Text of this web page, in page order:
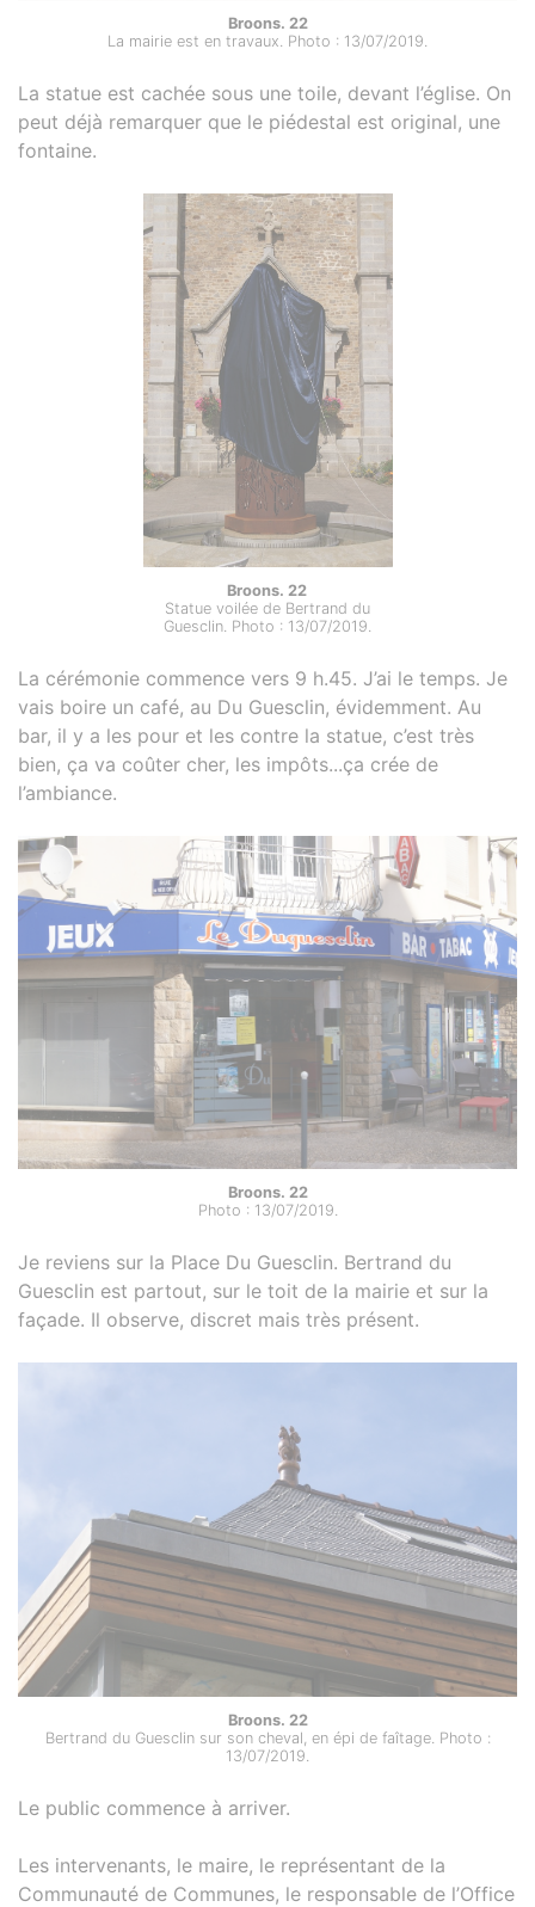
Broons. 22
La mairie est en travaux. Photo : 13/07/2019.
La statue est cachée sous une toile, devant l’église. On
peut déjà remarquer que le piédestal est original, une
fontaine.
Broons. 22
Statue voilée de Bertrand du
Guesclin. Photo : 13/07/2019.
La cérémonie commence vers 9 h.45. J’ai le temps. Je
vais boire un café, au Du Guesclin, évidemment. Au
bar, il y a les pour et les contre la statue, c’est très
bien, ça va coûter cher, les impôts...ça crée de
l’ambiance.
Broons. 22
Photo : 13/07/2019.
Je reviens sur la Place Du Guesclin. Bertrand du
Guesclin est partout, sur le toit de la mairie et sur la
façade. Il observe, discret mais très présent.
Broons. 22
Bertrand du Guesclin sur son cheval, en épi de faîtage. Photo :
13/07/2019.
Le public commence à arriver.
Les intervenants, le maire, le représentant de la
Communauté de Communes, le responsable de l’Office